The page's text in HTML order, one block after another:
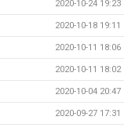
2020-10-24 19:23
2020-10-18 19:11
2020-10-11 18:06
2020-10-11 18:02
2020-10-04 20:47
2020-09-27 17:31